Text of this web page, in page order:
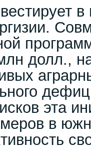
долл.,
эта
в